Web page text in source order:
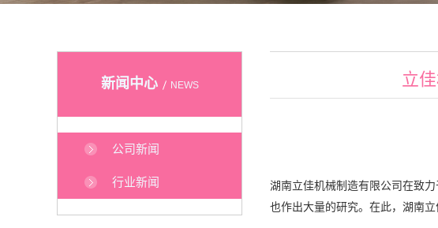
新闻中心 NEWS
公司新闻
行业新闻
立
湖南立佳机械制造有限公司在致
也作出大量的研究。在此，湖南